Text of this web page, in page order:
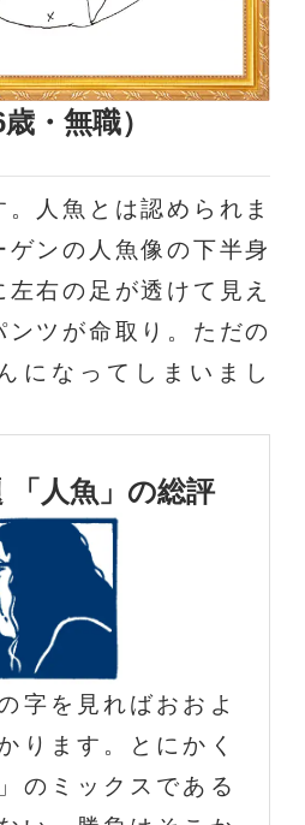
・無職）
人魚とは認められま
ンの人魚像の下半身
右の足が透けて見え
ンツが命取り。ただの
になってしまいまし
「人魚」の総評
字を見ればおおよ
ります。とにかく
のミックスである